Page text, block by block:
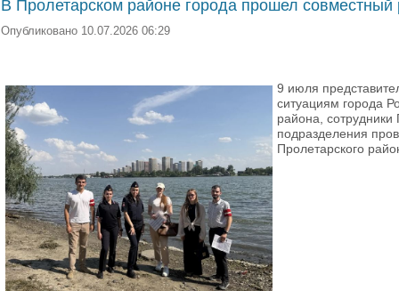
В Пролетарском районе города прошел совместный
Опубликовано 10.07.2026 06:29
9 июля
ситуациям города
района,
подразделения
Пролетарского